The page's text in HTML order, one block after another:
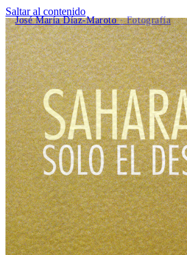
Saltar al contenido
José María Díaz-Maroto· Fotografía